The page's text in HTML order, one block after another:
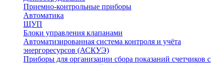
Приемно-контрольные приборы
Автоматика
ЩУП
Блоки управления клапанами
Автоматизированная система контроля и учёта
энергоресурсов (АСКУЭ)
Приборы для организации сбора показаний счетчиков с